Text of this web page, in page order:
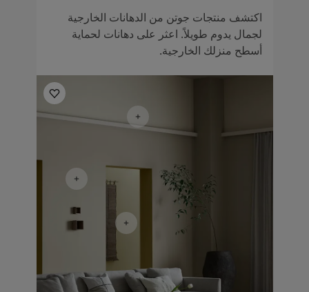
اكتشف منتجات جوتن من الدهانات الخارجية
لجمال يدوم طويلاً. اعثر على دهانات لحماية
أسطح منزلك الخارجية.